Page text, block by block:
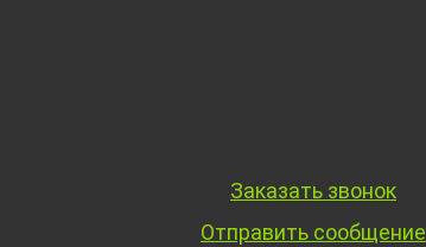
Заказать звонок
Отправить сообщение